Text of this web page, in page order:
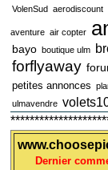
VolenSud aerodiscount
aventure air copter
bayo boutique ulm
forflyaway
petites annonces
ulmavendre
Dernier